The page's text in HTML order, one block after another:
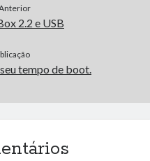
2.2 e USB
tempo de boot.